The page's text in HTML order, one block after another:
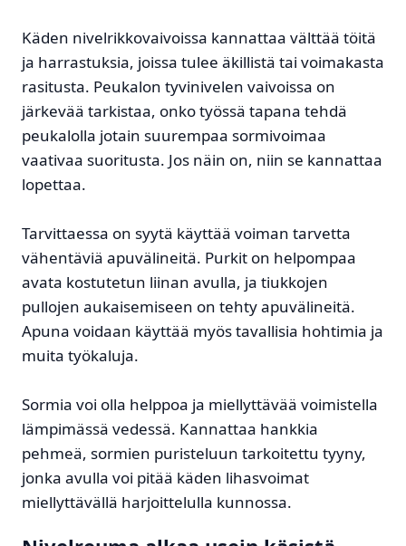
Käden nivelrikkovaivoissa kannattaa välttää töitä
ja harrastuksia, joissa tulee äkillistä tai voimakasta
rasitusta. Peukalon tyvinivelen vaivoissa on
järkevää tarkistaa, onko työssä tapana tehdä
peukalolla jotain suurempaa sormivoimaa
vaativaa suoritusta. Jos näin on, niin se kannattaa
lopettaa.
Tarvittaessa on syytä käyttää voiman tarvetta
vähentäviä apuvälineitä. Purkit on helpompaa
avata kostutetun liinan avulla, ja tiukkojen
pullojen aukaisemiseen on tehty apuvälineitä.
Apuna voidaan käyttää myös tavallisia hohtimia ja
muita työkaluja.
Sormia voi olla helppoa ja miellyttävää voimistella
lämpimässä vedessä. Kannattaa hankkia
pehmeä, sormien puristeluun tarkoitettu tyyny,
jonka avulla voi pitää käden lihasvoimat
miellyttävällä harjoittelulla kunnossa.